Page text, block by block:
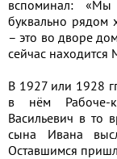
вспоминал: «Мы
буквально рядом
– это во дворе
сейчас
В 1927 или 1928
в нём Рабоче-
Васильевич в то
сына Ивана
Оставшимся